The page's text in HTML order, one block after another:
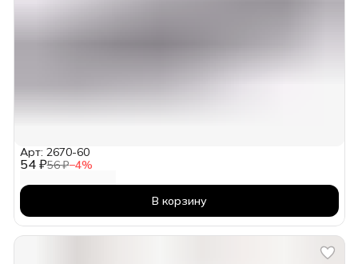
54 ₽56 ₽−4%
Арт: 2670-60
В корзину